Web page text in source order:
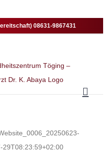
08631-9867431
29T08:23:59+02:00